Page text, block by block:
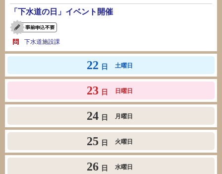
「下水道の日」イベント開催
下水道施設課
22 日 土曜日
23 日 日曜日
24 日 月曜日
25 日 火曜日
26 日 水曜日